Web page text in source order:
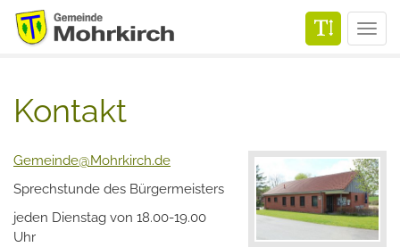
Kontakt
Gemeinde@Mohrkirch.de
Sprechstunde des Bürgermeisters
jeden Dienstag von 18.00-19.00
Uhr